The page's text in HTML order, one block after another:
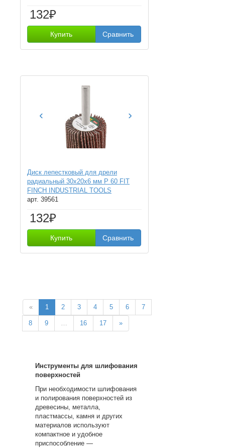
132₽
Купить Сравнить
‹ ›
Диск лепестковый для дрели
радиальный 30х20х6 мм Р 60 FIT
FINCH INDUSTRIAL TOOLS
арт. 39561
132₽
Купить Сравнить
« 1 2 3 4 5 6 7
8 9 … 16 17 »
Инструменты для шлифования
поверхностей
При необходимости шлифования
и полирования поверхностей из
древесины, металла,
пластмассы, камня и других
материалов используют
компактное и удобное
приспособление —